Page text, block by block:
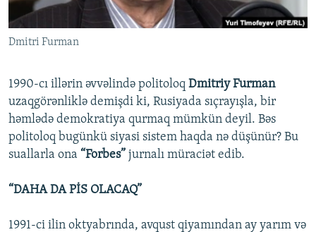
İSLAM VƏ DEMOKRATIYA
İZ - MƏDƏNIYYƏT PROQRAMI
PEŞƏ ETIKASI VƏ JURNALISTIKA STANDARTLARIMIZ
MATERIALLARIMIZDAN ISTIFADƏ
BIZIMLƏ ƏLAQƏ
XƏBƏR BÜLLETENLƏRIMIZ
BIZI IZLƏ
Dmitri Furman
1990-cı illərin əvvəlində politoloq Dmitriy Furman
uzaqgörənliklə demişdi ki, Rusiyada sıçrayışla, bir
həmlədə demokratiya qurmaq mümkün deyil. Bəs
politoloq bugünkü siyasi sistem haqda nə düşünür? Bu
suallarla ona “Forbes” jurnalı müraciət edib.
“DAHA DA PİS OLACAQ”
1991-ci ilin oktyabrında, avqust qiyamından ay yarım və